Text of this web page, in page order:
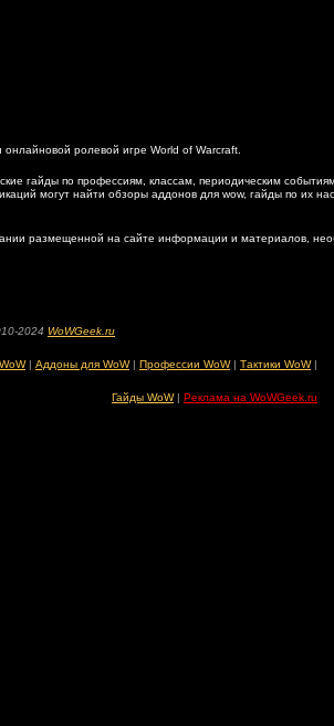
онлайновой ролевой игре World of Warcraft.
гайды по профессиям, классам, периодическим
могут найти обзоры аддонов для wow, гайды по их
размещенной на сайте информации и материалов,
2024 WoWGeek.ru
| Аддоны для WoW| Профессии WoW| Тактики WoW|
Гайды WoW| Реклама на WoWGeek.ru